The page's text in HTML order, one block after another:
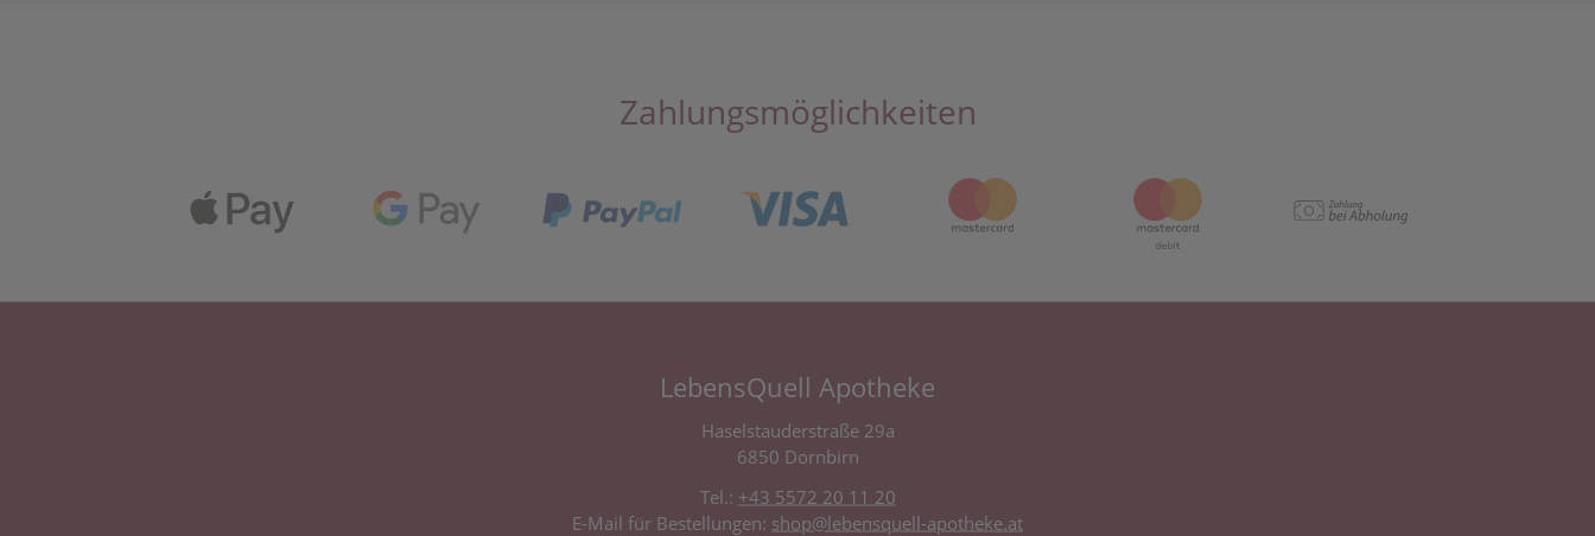
Zahlungsmöglichkeiten
LebensQuell Apotheke
Haselstauderstraße 29a
6850 Dornbirn
Tel.: +43 5572 20 11 20
E-Mail für Bestellungen: shop@lebensquell-apotheke.at